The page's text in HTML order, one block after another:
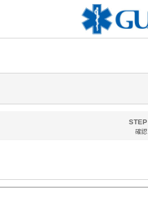
確認